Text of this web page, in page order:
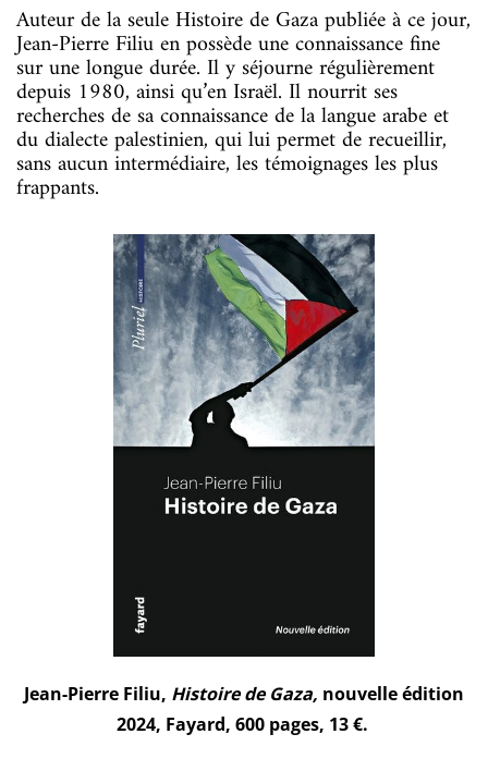
Auteur de la seule Histoire de Gaza publiée à ce jour,
Jean-Pierre Filiu en possède une connaissance fine
sur une longue durée. Il y séjourne régulièrement
depuis 1980, ainsi qu’en Israël. Il nourrit ses
recherches de sa connaissance de la langue arabe et
du dialecte palestinien, qui lui permet de recueillir,
sans aucun intermédiaire, les témoignages les plus
frappants.
Jean-Pierre Filiu, Histoire de Gaza, nouvelle édition
2024, Fayard, 600 pages, 13 €.